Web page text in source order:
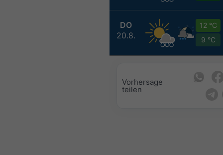
DO
20.8.
12 °C
9 °C
Vorhersage
teilen